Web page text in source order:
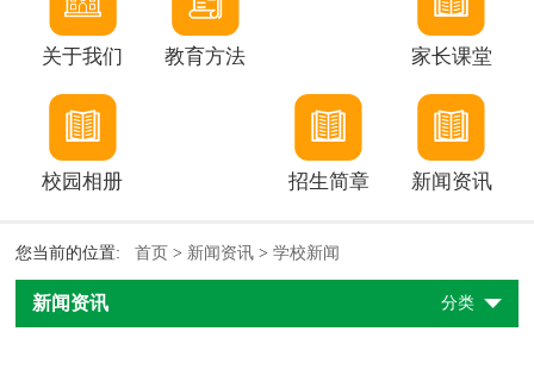
关于我们 教育方法 家长课堂
校园相册 招生简章 新闻资讯
您当前的位置:首页 > 新闻资讯 >学校新闻
新闻资讯 分类